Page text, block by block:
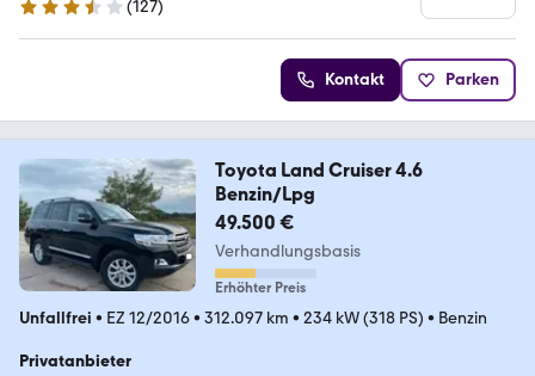
3.5 Sterne
(127)
Kontakt Parken
Toyota Land Cruiser 4.6
Benzin/Lpg
49.500 €
Verhandlungsbasis
Erhöhter Preis
Unfallfrei • EZ 12/2016• 312.097 km • 234 kW (318 PS) • Benzin
Privatanbieter